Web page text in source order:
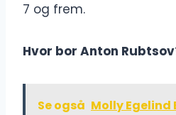
7 og frem.
Hvor bor Anton
Se også Molly